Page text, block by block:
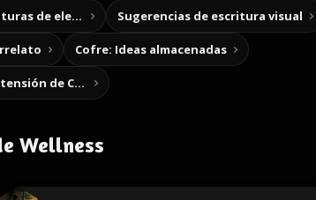
Crea tus propias aventuras de elección Sugerencias de escritura visual
Cofre: Ideas almacenadas
Notas de historia (Extensión de Chrome)
Wellness